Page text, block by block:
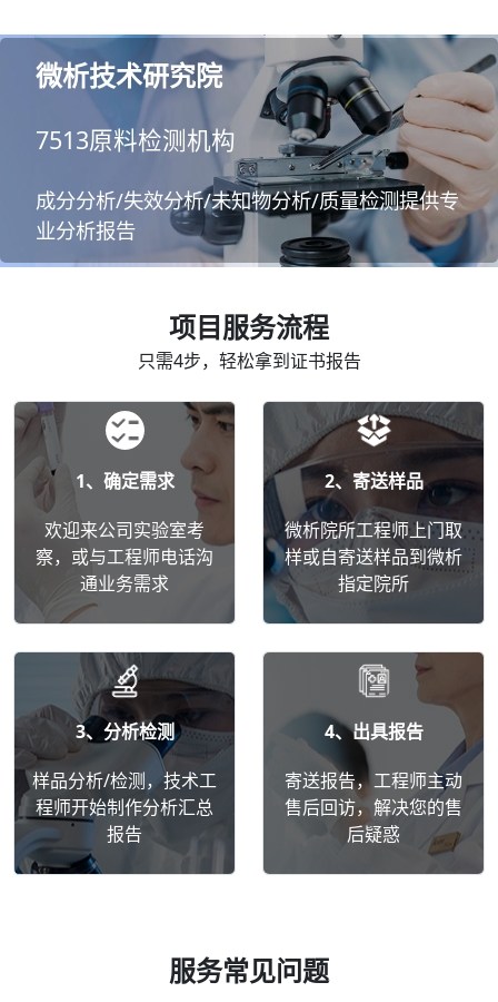
微析技术研究院
7513原料检测机构
成分分析/失效分析/未知物分析/质量检测提供专
业分析报告
项目服务流程
只需4步，轻松拿到证书报告
1、确定需求
欢迎来公司实验室考
察，或与工程师电话沟
通业务需求
2、寄送样品
微析院所工程师上门取
样或自寄送样品到微析
指定院所
3、分析检测
样品分析/检测，技术工
程师开始制作分析汇总
报告
4、出具报告
寄送报告，工程师主动
售后回访，解决您的售
后疑惑
服务常见问题